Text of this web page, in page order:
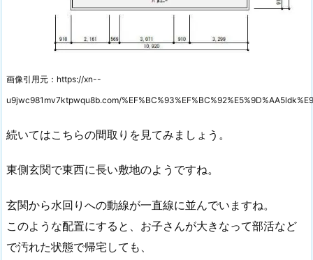
画像引用元：https://xn--
u9jwc981mv7ktpwqu8b.com/
続いてはこちらの間取りを見てみましょう。
東側玄関で東西に長い敷地のようですね。
玄関から水回りへの動線が一直線に並んでいますね。
このような配置にすると、お子さんが大きなって部活など
で汚れた状態で帰宅しても、